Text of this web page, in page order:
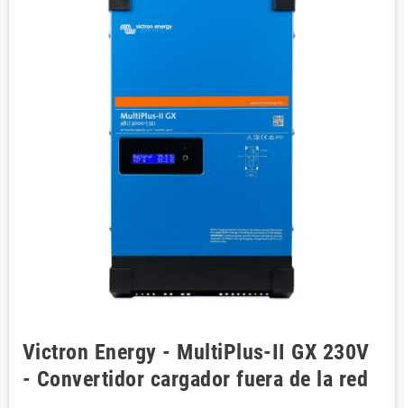
Victron Energy - MultiPlus-II GX 230V
- Convertidor cargador fuera de la red